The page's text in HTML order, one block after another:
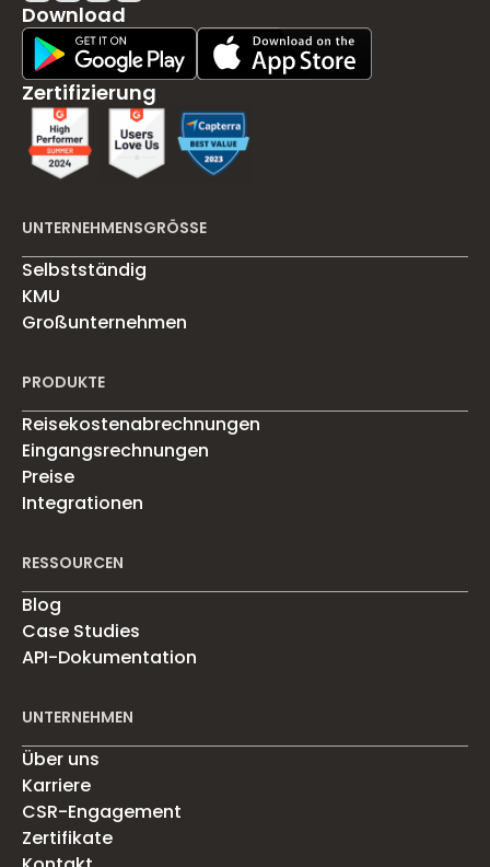
Download
Play Store DownloadApp Store Download
Zertifizierung
UNTERNEHMENSGRÖSSE
Selbstständig
KMU
Großunternehmen
PRODUKTE
Reisekostenabrechnungen
Eingangsrechnungen
Preise
Integrationen
RESSOURCEN
Blog
Case Studies
API-Dokumentation
UNTERNEHMEN
Über uns
Karriere
CSR-Engagement
Zertifikate